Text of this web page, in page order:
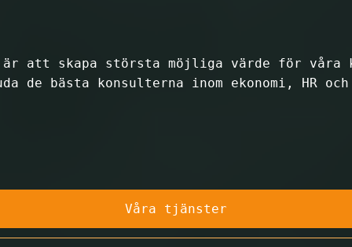
att skapa största möjliga värde för våra
de bästa konsulterna inom ekonomi , HR
Våra tjänster